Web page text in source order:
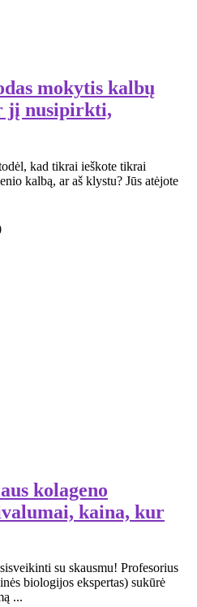
mokytis kalbų
jį nusipirkti,
kad tikrai ieškote tikrai
kalbą, ar aš klystu? Jūs atėjote
kolageno
kaina, kur
su skausmu! Profesorius
biologijos ekspertas) sukūrė
...